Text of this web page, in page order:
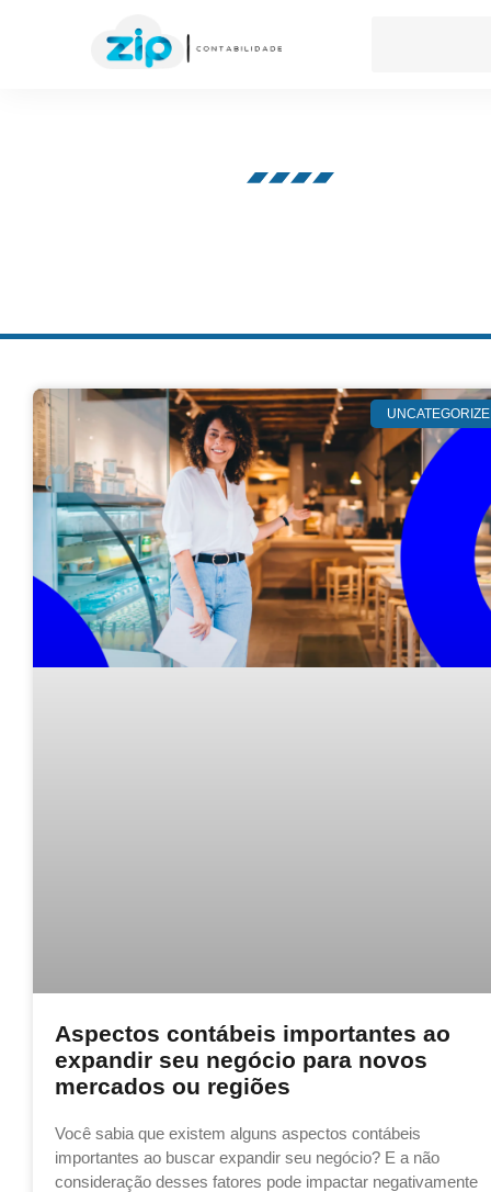
Aspectos contábeis importantes ao
expandir seu negócio para novos
mercados ou regiões
Você sabia que existem alguns aspectos contábeis
importantes ao buscar expandir seu negócio? E a não
consideração desses fatores pode impactar negativamente